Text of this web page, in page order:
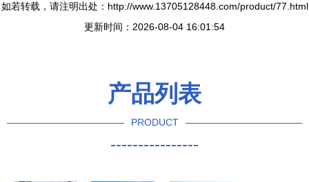
如若转载，请注明出处：http://www.13705128448.com/product/77.html
更新时间：2026-08-04 16:01:54
产品列表
PRODUCT
----------------